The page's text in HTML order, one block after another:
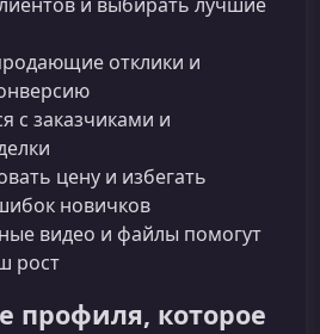
отклики и
с заказчиками и
цену и избегать
новичков
видео и файлы помогут
рост
профиля, которое